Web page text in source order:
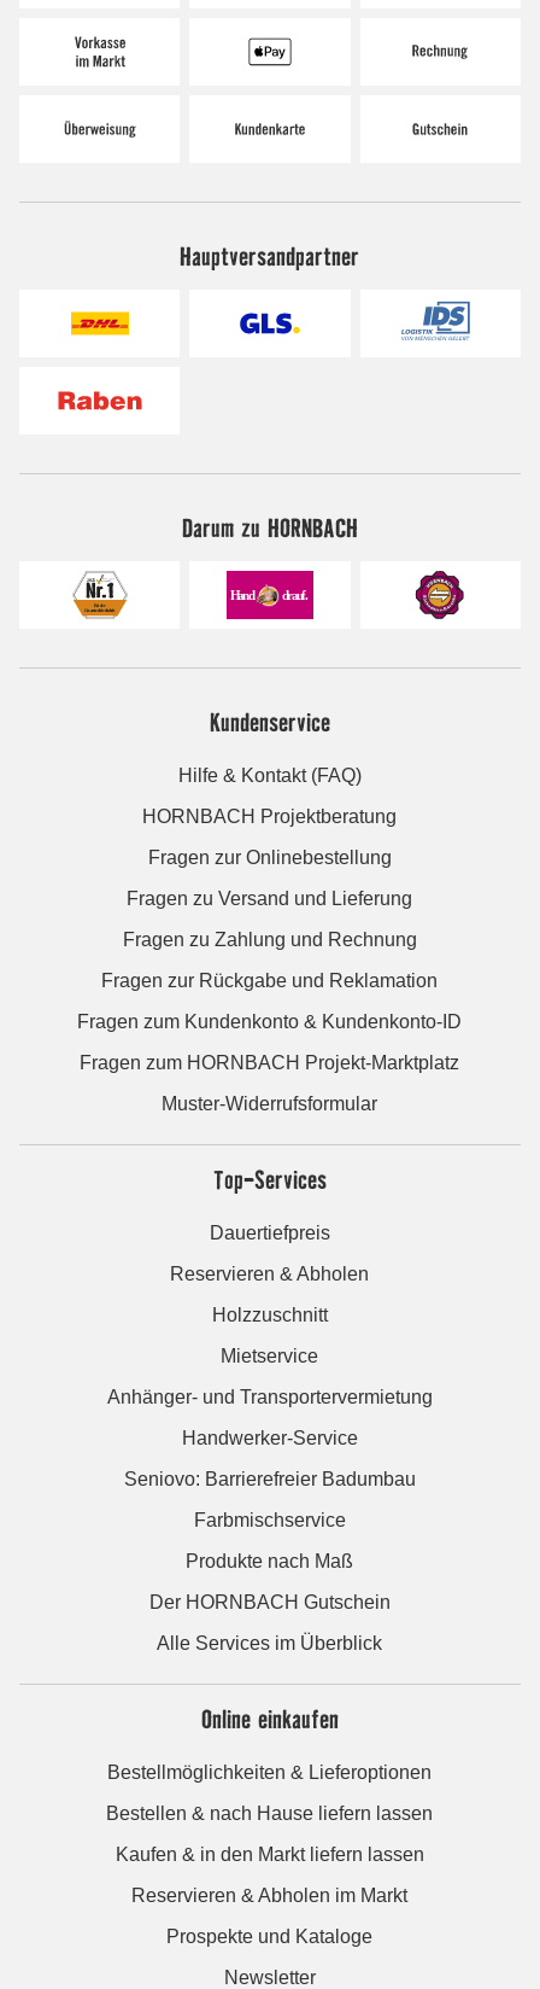
Hauptversandpartner
Darum zu HORNBACH
Kundenservice
Hilfe & Kontakt (FAQ)
HORNBACH Projektberatung
Fragen zur Onlinebestellung
Fragen zu Versand und Lieferung
Fragen zu Zahlung und Rechnung
Fragen zur Rückgabe und Reklamation
Fragen zum Kundenkonto & Kundenkonto-ID
Fragen zum HORNBACH Projekt-Marktplatz
Muster-Widerrufsformular
Top-Services
Dauertiefpreis
Reservieren & Abholen
Holzzuschnitt
Mietservice
Anhänger- und Transportervermietung
Handwerker-Service
Seniovo: Barrierefreier Badumbau
Farbmischservice
Produkte nach Maß
Der HORNBACH Gutschein
Alle Services im Überblick
Online einkaufen
Bestellmöglichkeiten & Lieferoptionen
Bestellen & nach Hause liefern lassen
Kaufen & in den Markt liefern lassen
Reservieren & Abholen im Markt
Prospekte und Kataloge
Newsletter